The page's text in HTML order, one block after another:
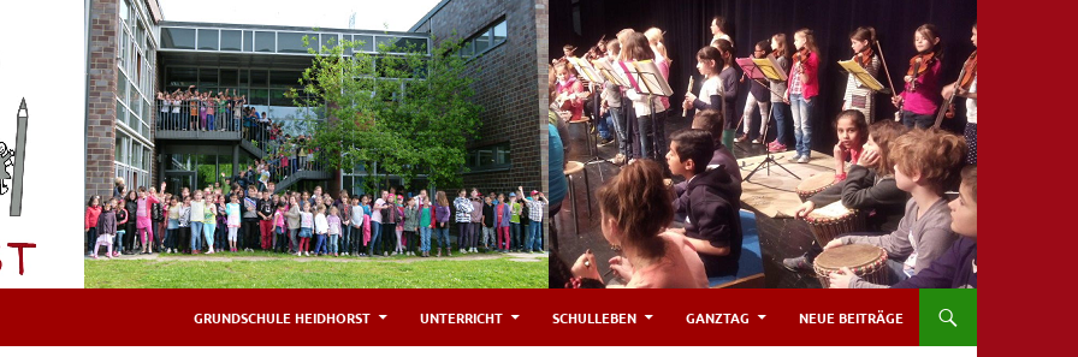
GRUNDSCHULE HEIDHORST UNTERRICHT SCHULLEBEN GANZTAG NEUE BEITRÄGE